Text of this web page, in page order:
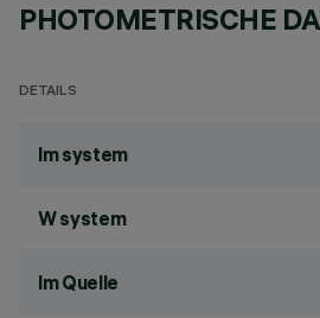
PHOTOMETRISCHE
DETAILS
lm system
W system
lm Quelle